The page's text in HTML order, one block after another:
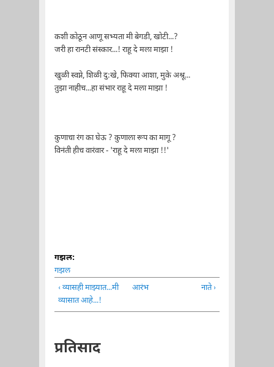
कशी कोठून आणू सभ्यता मी बेगडी, खोटी...?
जरी हा रानटी संस्कार...! राहू दे मला माझा !
खुळी स्वप्ने, शिळी दु:खे, फिक्या आशा, मुके अश्रू...
तुझा नाहीच...हा संभार राहू दे मला माझा !
कुणाचा रंग का घेऊ ? कुणाला रूप का मागू ?
विनंती हीच वारंवार - 'राहू दे मला माझा !!'
गझल:
गझल
‹ व्यासही माझ्यात...मी
व्यासात आहे...!
आरंभ नाते ›
प्रतिसाद